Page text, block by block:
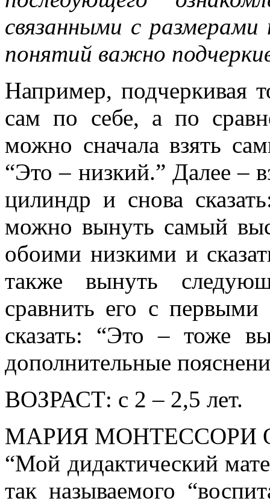
связанными с
понятий важно
Например, подчеркивая
сам по себе, а по
можно сначала взять
“Это – низкий.” Далее –
цилиндр и снова
можно вынуть самый
обоими низкими и
также вынуть
сравнить его с
сказать: “Это – тоже
дополнительные
ВОЗРАСТ: с 2 – 2,5 лет.
МАРИЯ МОНТЕССОРИ
“Мой дидактический
так называемого